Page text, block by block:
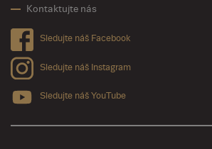
Kontaktujte nás
Sledujte náš Facebook
Sledujte náš Instagram
Sledujte náš YouTube